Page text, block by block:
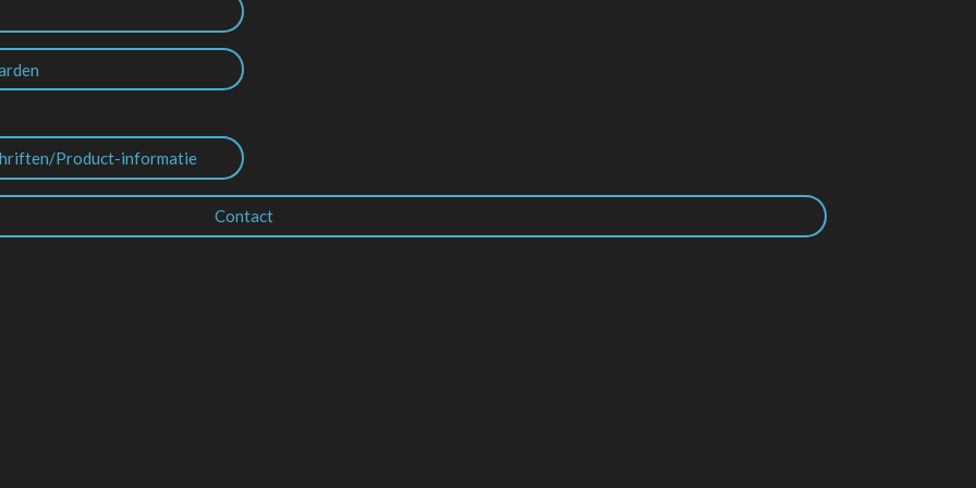
Product-informatie
Contact